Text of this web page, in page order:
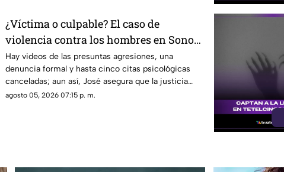
¿Víctima o culpable? El caso de
violencia contra los hombres en Sonora
que está generando conversación en
redes sociales
Hay videos de las presuntas agresiones, una
denuncia formal y hasta cinco citas psicológicas
canceladas; aun así, José asegura que la justicia
sigue sin llegar.
agosto 05, 2026 07:15 p. m.